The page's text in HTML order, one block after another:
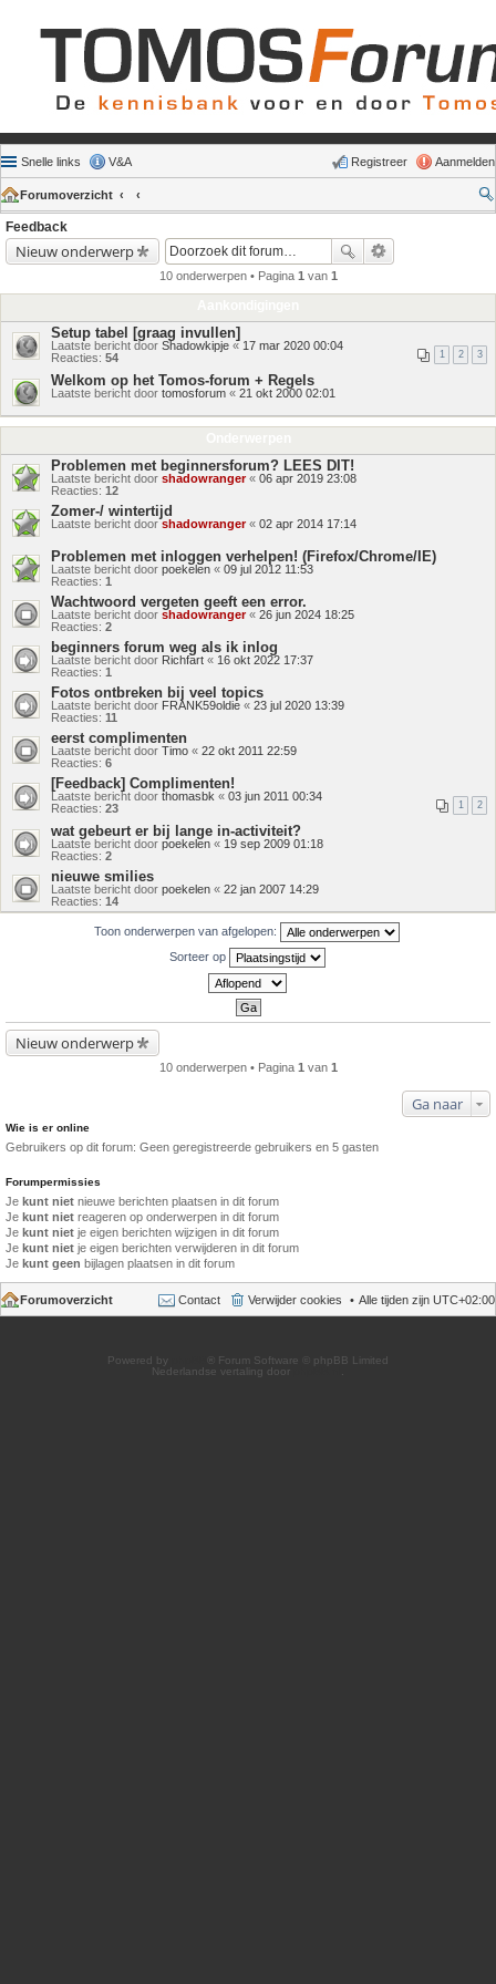
Snelle links V&A Aanmelden
Registreer
Forumoverzicht
Feedback
Nieuw onderwerp
10 onderwerpen • Pagina 1 van 1
Setup tabel [graag invullen]
Laatste bericht door Shadowkipje « 17 mar 2020 00:04
Reacties: 54 1 2 3
Welkom op het Tomos-forum + Regels
Laatste bericht door tomosforum « 21 okt 2000 02:01
Problemen met beginnersforum? LEES DIT!
Laatste bericht door shadowranger« 06 apr 2019 23:08
Reacties: 12
Zomer-/ wintertijd
Laatste bericht doorshadowranger« 02 apr 2014 17:14
Problemen met inloggen verhelpen! (Firefox/Chrome/IE)
Laatste bericht door poekelen « 09 jul 2012 11:53
Reacties: 1
Wachtwoord vergeten geeft een error.
Laatste bericht door shadowranger« 26 jun 2024 18:25
Reacties: 2
beginners forum weg als ik inlog
Laatste bericht door Richfart « 16 okt 2022 17:37
Reacties: 1
Fotos ontbreken bij veel topics
Laatste bericht door FRANK59oldie « 23 jul 2020 13:39
Reacties: 11
eerst complimenten
Laatste bericht door Timo « 22 okt 2011 22:59
Reacties: 6
[Feedback] Complimenten!
Laatste bericht door thomasbk « 03 jun 2011 00:34
Reacties: 23 1 2
wat gebeurt er bij lange in-activiteit?
Laatste bericht door poekelen « 19 sep 2009 01:18
Reacties: 2
nieuwe smilies
Laatste bericht door poekelen « 22 jan 2007 14:29
Reacties: 14
Toon onderwerpen van afgelopen:
Sorteer op
Nieuw onderwerp
10 onderwerpen • Pagina 1 van 1
Ga naar
Wie is er online
Gebruikers op dit forum: Geen geregistreerde gebruikers en 5 gasten
Forumpermissies
Je kunt niet nieuwe berichten plaatsen in dit forum
Je kunt niet reageren op onderwerpen in dit forum
Je kunt niet je eigen berichten wijzigen in dit forum
Je kunt niet je eigen berichten verwijderen in dit forum
Je kunt geen bijlagen plaatsen in dit forum
Forumoverzicht Alle tijden zijn UTC+02:00
Verwijder cookies
Contact
Powered by
® Forum Software © phpBB Limited
Nederlandse vertaling door